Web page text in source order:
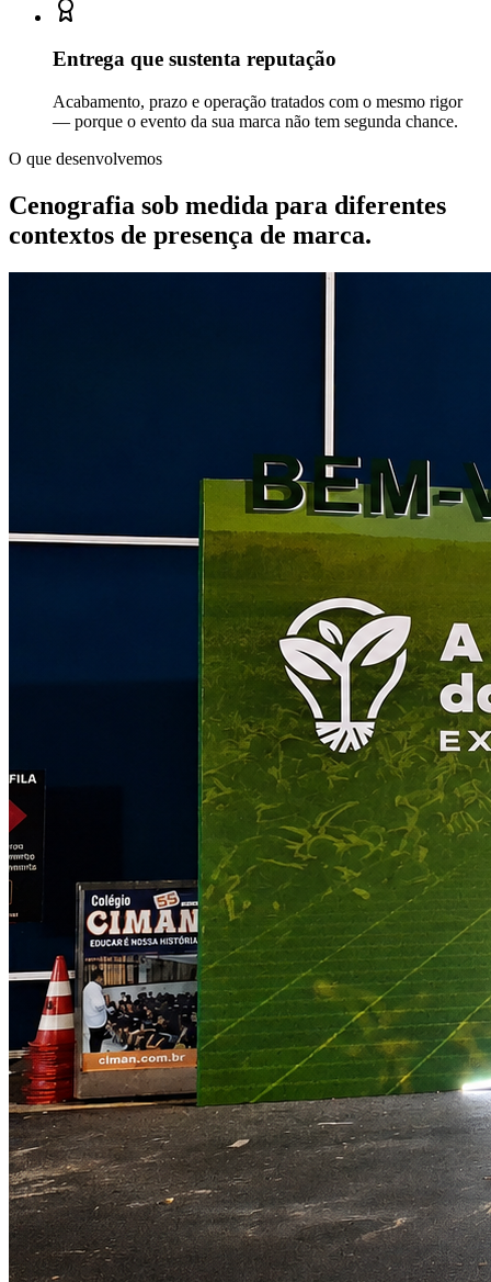
Entrega que sustenta reputação
Acabamento, prazo e operação tratados com o mesmo rigor
— porque o evento da sua marca não tem segunda chance.
O que desenvolvemos
Cenografia sob medida para diferentes
contextos de presença de marca.